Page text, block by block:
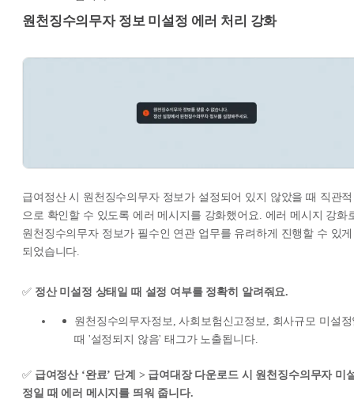
원천징수의무자 정보 미설정 에러 처리 강화
급여정산 시 원천징수의무자 정보가 설정되어 있지 않았을 때 직관적
으로 확인할 수 있도록 에러 메시지를 강화했어요. 에러 메시지 강화
원천징수의무자 정보가 필수인 연관 업무를 유려하게 진행할 수 있게
되었습니다.
✅ 정산 미설정 상태일 때 설정 여부를 정확히 알려줘요.
원천징수의무자정보, 사회보험신고정보, 회사규모 미설정
때 '설정되지 않음' 태그가 노출됩니다.
✅ 급여정산 ‘완료’ 단계 > 급여대장 다운로드 시 원천징수의무자 미
정일 때 에러 메시지를 띄워 줍니다.